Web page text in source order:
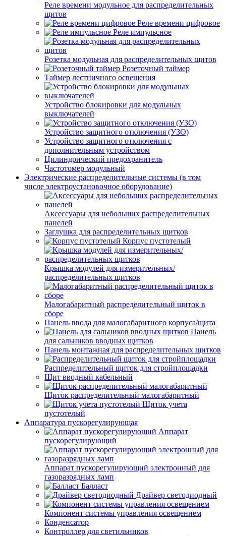
Реле времени модульное для распределительных
щитов
Реле времени цифровое
Реле импульсное
Розетка модульная для распределительных щитов
Розеточный таймер
Таймер лестничного освещения
Устройство блокировки для модульных
выключателей
Устройство защитного отключения (УЗО)
Устройство защитного отключения с
дополнительным устройством
Цилиндрический предохранитель
Частотомер модульный
Электрические распределительные системы (в том
числе электроустановочное оборудование)
Аксессуары для небольших распределительных
панелей
Заглушка для распределительных щитков
Корпус пустотелый
Крышка модулей для измерительных/
распределительных щитков
Малогабаритный распределительный щиток в
сборе
Панель ввода для малогабаритного корпуса/щита
Панель
для сальников вводных щитков
Панель монтажная для распределительных щитков
Распределительный щиток для стройплощадки
Щит вводный кабельный
Щиток распределительный малогабаритный
Щиток учета
пустотелый
Аппаратура пускорегулирующая
Аппарат
пускорегулирующий
Аппарат пускорегулирующий электронный для
газоразрядных ламп
Балласт
Драйвер светодиодный
Компонент системы управления освещением
Конденсатор
Контроллер для светильников